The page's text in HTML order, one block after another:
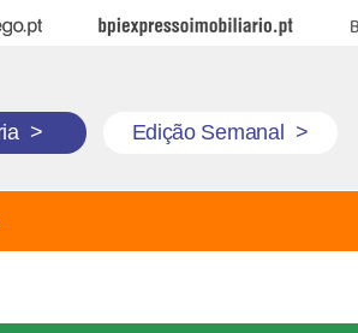
BPI Expresso Imobiliário
> Edição Semanal >